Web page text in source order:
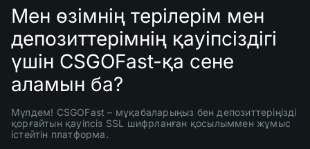
Мен өзімнің терілерім мен
депозиттерімнің қауіпсіздігі
үшін CSGOFast-қа сене
аламын ба?
Мүлдем! CSGOFast – мұқабаларыңыз бен депозиттеріңізді
қорғайтын қауіпсіз SSL шифрланған қосылыммен жұмыс
істейтін платформа.